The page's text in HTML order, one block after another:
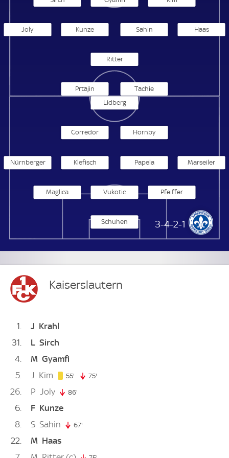
Joly Kunze Sahin Haas
Ritter
Prtajin Tachie
SV Darmstadt 98
3-4-2-1
Schuhen
Pfeiffer
Vukotic
Maglica
Marseiler
Papela
Klefisch
Nürnberger
Hornby
Corredor
Lidberg
Kaiserslautern
1 J Krahl
31
L Sirch
4
M Gyamfi
5
J Kim 55' 55. minute
75'
26 P Joly 86'
6 F Kunze
8
S Sahin 67'
22 M Haas